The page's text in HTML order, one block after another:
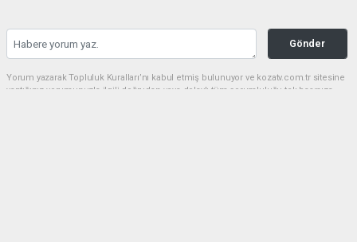
Gönder
Yorum yazarak Topluluk Kuralları’nı kabul etmiş bulunuyor ve kozatv.com.tr sitesine
yaptığınız yorumunuzla ilgili doğrudan veya dolaylı tüm sorumluluğu tek başınıza